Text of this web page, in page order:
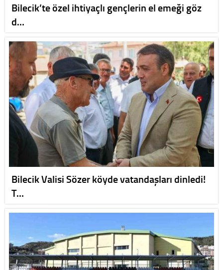
Bilecik’te özel ihtiyaçlı gençlerin el emeği göz
d…
Bilecik Valisi Sözer köyde vatandaşları dinledi!
T…